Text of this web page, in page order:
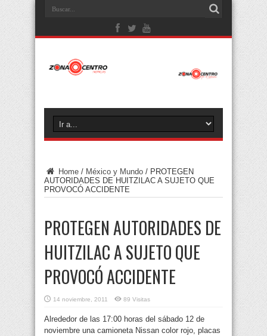
Home / México y Mundo / PROTEGEN
AUTORIDADES DE HUITZILAC A SUJETO QUE
PROVOCÓ ACCIDENTE
PROTEGEN AUTORIDADES DE
HUITZILAC A SUJETO QUE
PROVOCÓ ACCIDENTE
14 noviembre, 2011 89 Visitas
Alrededor de las 17:00 horas del sábado 12 de
noviembre una camioneta Nissan color rojo, placas